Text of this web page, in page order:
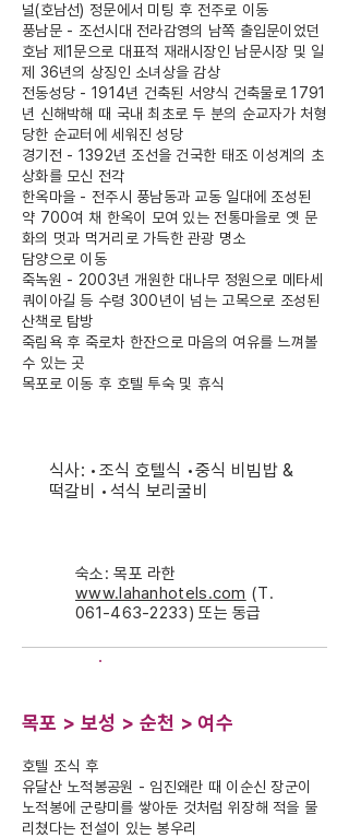
널(호남선) 정문에서 미팅 후 전주로 이동
풍남문 - 조선시대 전라감영의 남쪽 출입문이었던
호남 제1문으로 대표적 재래시장인 남문시장 및 일
제 36년의 상징인 소녀상을 감상
전동성당 - 1914년 건축된 서양식 건축물로 1791
년 신해박해 때 국내 최초로 두 분의 순교자가 처형
당한 순교터에 세워진 성당
경기전 - 1392년 조선을 건국한 태조 이성계의 초
상화를 모신 전각
한옥마을 - 전주시 풍남동과 교동 일대에 조성된
약 700여 채 한옥이 모여 있는 전통마을로 옛 문
화의 멋과 먹거리로 가득한 관광 명소
담양으로 이동
죽녹원 - 2003년 개원한 대나무 정원으로 메타세
쿼이아길 등 수령 300년이 넘는 고목으로 조성된
산책로 탐방
죽림욕 후 죽로차 한잔으로 마음의 여유를 느껴볼
수 있는 곳
목포로 이동 후 호텔 투숙 및 휴식
식사: •조식 호텔식 •중식 비빔밥 &
떡갈비 •석식 보리굴비
숙소: 목포 라한
www.lahanhotels.com (T.
061-463-2233) 또는 동급
목포 > 보성 > 순천 > 여수
호텔 조식 후
유달산 노적봉공원 - 임진왜란 때 이순신 장군이
노적봉에 군량미를 쌓아둔 것처럼 위장해 적을 물
리쳤다는 전설이 있는 봉우리